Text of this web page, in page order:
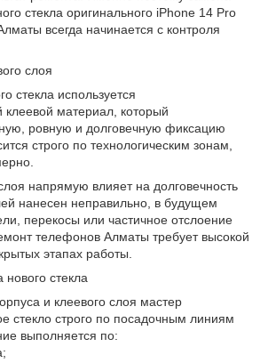
стекла оригинального iPhone 14 Pro
всегда начинается с контроля
слоя
стекла используется
материал, который
ровную и долговечную фиксацию
строго по технологическим зонам,
напрямую влияет на долговечность
нанесен неправильно, в будущем
перекосы или частичное отслоение
телефонов Алматы требует высокой
этапах работы.
нового стекла
и клеевого слоя мастер
стекло строго по посадочным линиям
выполняется по: